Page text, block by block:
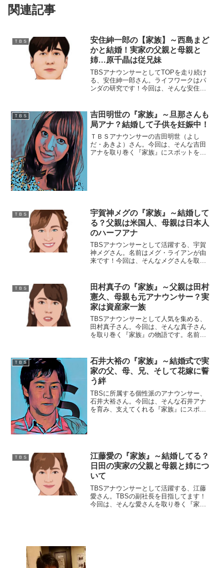
関連記事
ＴＢＳ
安住紳一郎の【家族】～西島まど
かと結婚！実家の父親と母親と
姉…原千晶は従兄妹
TBSアナウンサーとしてTOPを走り続け
る、安住紳一郎さん。ライフワークはパ
ンダの研究です！今回は、そんな安住さ
ちろう）生年月日：1973年〈昭和48年〉
8月3日身長体重：...
ＴＢＳ
吉田明世の『家族』～旦那さんも
局アナ？結婚して子供を妊娠中！
ＴＢＳアナウンサーの吉田明世（よし
だ・あきよ）さん。今回は、そんな吉田
アナを取り巻く『家族』にスポットを当
ＴＢＳ
宇賀神メグの『家族』～結婚して
る？父親は米国人、母親は日本人
のハーフアナ
TBSアナウンサーとして活躍する、宇賀
神メグさん。名前はメグ・ライアンが由
来です！今回は、そんなメグさんを取り
28日身長：165cm血液型：O型出身大
学：法政大学...
ＴＢＳ
田村真子の『家族』～父親は田村
憲久、母親も元アナウンサー？実
家は資産家一族
TBSアナウンサーとして人気を集める、
田村真子さん。今回は、そんな真子さん
を取り巻く『家族』の物語です。名前：
地：三重県◆実家は資産家一族田村真子
さんは、三...
ＴＢＳ
石井大裕の『家族』～結婚式で実
家の父、母、兄、そして花嫁に誓
う絆
TBSに所属する個性派のアナウンサー、
石井大裕さん。今回は、そんな石井アナ
を育み、支えてくれる『家族』にスポッ
ＴＢＳ
江藤愛の『家族』～結婚してる？
日田の実家の父親と母親と姉につ
いて
TBSアナウンサーとして活躍する、江藤
愛さん。TBSの副社長を目指してます！
今回は、そんな愛さんを取り巻く『家